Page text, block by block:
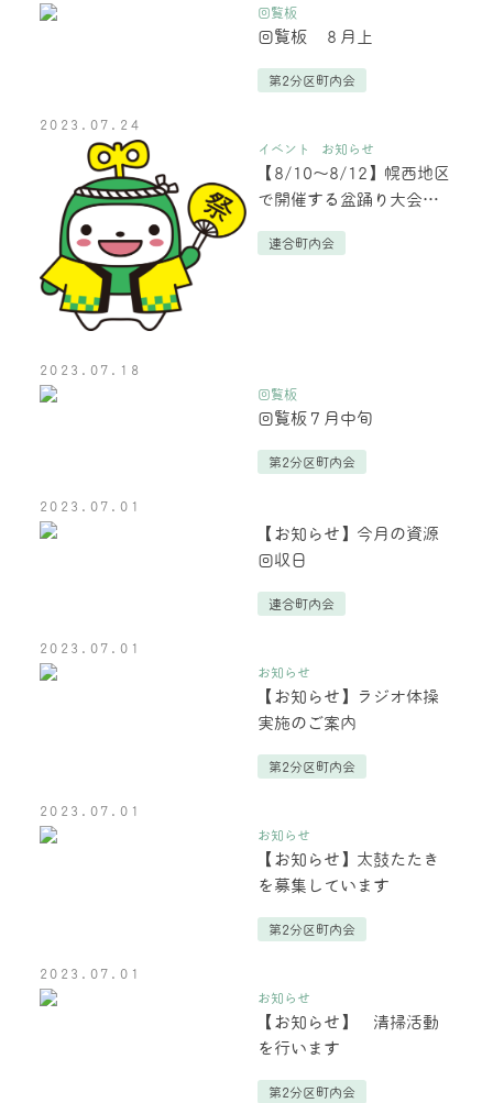
回覧板
回覧板 ８月上
第2分区町内会
2023.07.24
イベント
お知らせ
【8/10～8/12】幌西地区
で開催する盆踊り大会の
連合町内会
2023.07.18
回覧板
回覧板７月中旬
第2分区町内会
2023.07.01
【お知らせ】今月の資源
回収日
連合町内会
2023.07.01
お知らせ
【お知らせ】ラジオ体操
実施のご案内
第2分区町内会
2023.07.01
お知らせ
【お知らせ】太鼓たたき
を募集しています
第2分区町内会
2023.07.01
お知らせ
【お知らせ】 清掃活動
を行います
第2分区町内会